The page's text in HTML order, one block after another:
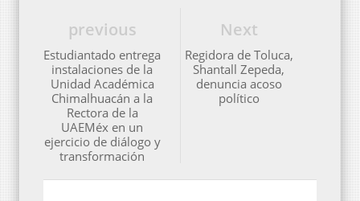
Next
Regidora de Toluca,
Shantall Zepeda,
denuncia acoso
político
previous
Estudiantado entrega
instalaciones de la
Unidad Académica
Chimalhuacán a la
Rectora de la
UAEMéx en un
ejercicio de diálogo y
transformación